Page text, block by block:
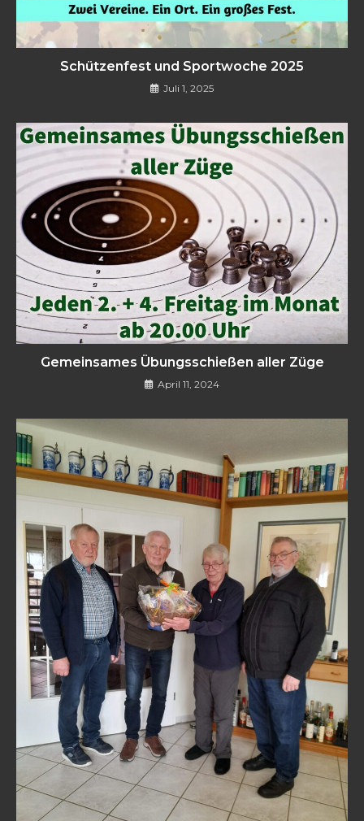
Schützenfest und Sportwoche 2025
Juli 1, 2025
Gemeinsames Übungsschießen aller Züge
April 11, 2024